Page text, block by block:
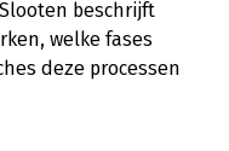
beschrijft
welke fases
deze processen